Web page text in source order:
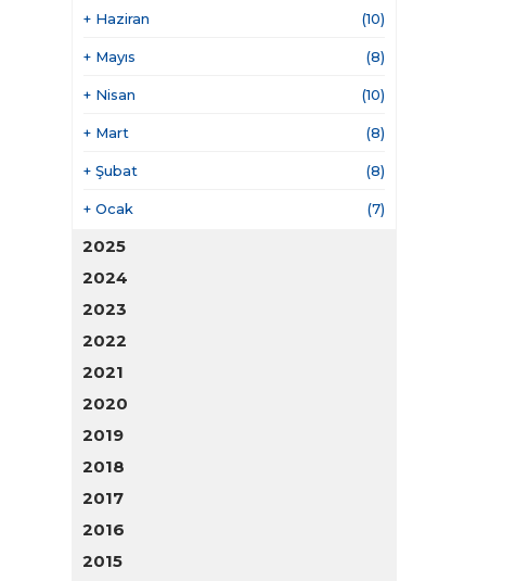
+ Haziran (10)
+ Mayıs (8)
+ Nisan (10)
+ Mart (8)
+ Şubat (8)
+ Ocak (7)
2025
2024
2023
2022
2021
2020
2019
2018
2017
2016
2015